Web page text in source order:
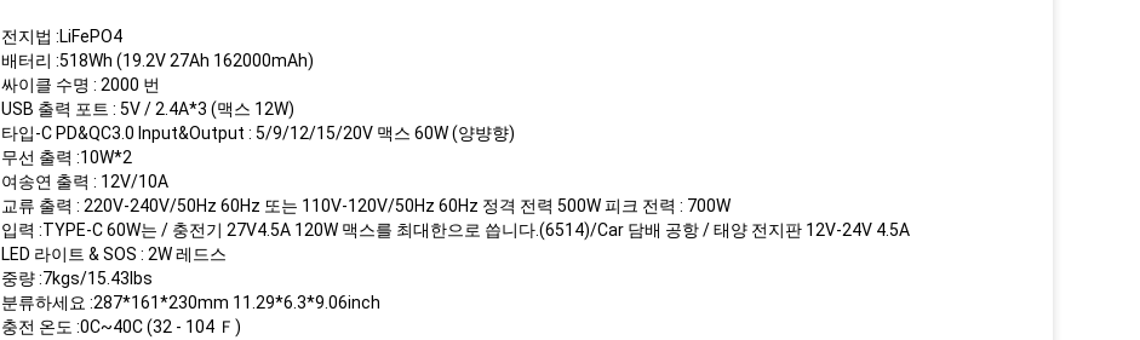
전지법 :LiFePO4
배터리 :518Wh (19.2V 27Ah 162000mAh)
싸이클 수명 : 2000 번
USB 출력 포트 : 5V / 2.4A*3 (맥스 12W)
타입-C PD&QC3.0 Input&Output : 5/9/12/15/20V 맥스 60W (양뱡향)
무선 출력 :10W*2
여송연 출력 : 12V/10A
교류 출력 : 220V-240V/50Hz 60Hz 또는 110V-120V/50Hz 60Hz 정격 전력 500W 피크 전력 : 700W
입력 :TYPE-C 60W는 / 충전기 27V4.5A 120W 맥스를 최대한으로 씁니다.(6514)/Car 담배 공항 / 태양 전지판 12V-24V 4.5A
LED 라이트 & SOS : 2W 레드스
중량 :7kgs/15.43lbs
분류하세요 :287*161*230mm 11.29*6.3*9.06inch
충전 온도 :0C~40C (32 - 104 Ｆ)